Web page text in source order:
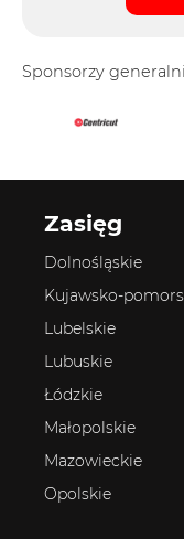
Sponsorzy generalni
Zasięg
Dolnośląskie
Kujawsko-
Lubelskie
Lubuskie
Łódzkie
Małopolskie
Mazowieckie
Opolskie